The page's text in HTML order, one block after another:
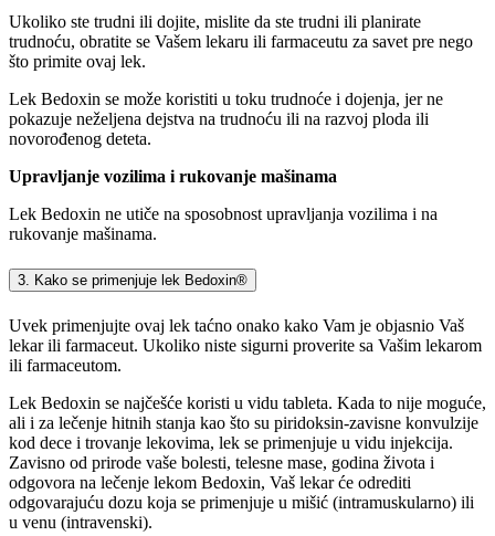
Ukoliko ste trudni ili dojite, mislite da ste trudni ili planirate
trudnoću, obratite se Vašem lekaru ili farmaceutu za savet pre nego
što primite ovaj lek.
Lek Bedoxin se može koristiti u toku trudnoće i dojenja, jer ne
pokazuje neželjena dejstva na trudnoću ili na razvoj ploda ili
novorođenog deteta.
Upravljanje vozilima i rukovanje mašinama
Lek Bedoxin ne utiče na sposobnost upravljanja vozilima i na
rukovanje mašinama.
3. Kako se primenjuje lek Bedoxin®
Uvek primenjujte ovaj lek taćno onako kako Vam je objasnio Vaš
lekar ili farmaceut. Ukoliko niste sigurni proverite sa Vašim lekarom
ili farmaceutom.
Lek Bedoxin se najčešće koristi u vidu tableta. Kada to nije moguće,
ali i za lečenje hitnih stanja kao što su piridoksin-zavisne konvulzije
kod dece i trovanje lekovima, lek se primenjuje u vidu injekcija.
Zavisno od prirode vaše bolesti, telesne mase, godina života i
odgovora na lečenje lekom Bedoxin, Vaš lekar će odrediti
odgovarajuću dozu koja se primenjuje u mišić (intramuskularno) ili
u venu (intravenski).